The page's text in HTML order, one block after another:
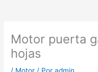
Motor puerta
hojas